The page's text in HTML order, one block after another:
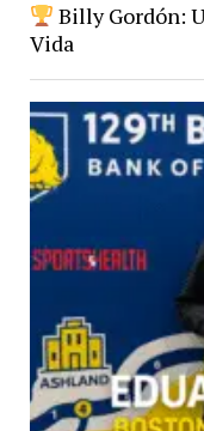
Billy Gordón:
Vida